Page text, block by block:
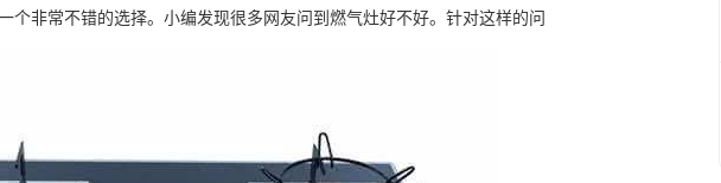
个非常不错的选择。小编发现很多网友问到燃气灶好不好。针对这样的问